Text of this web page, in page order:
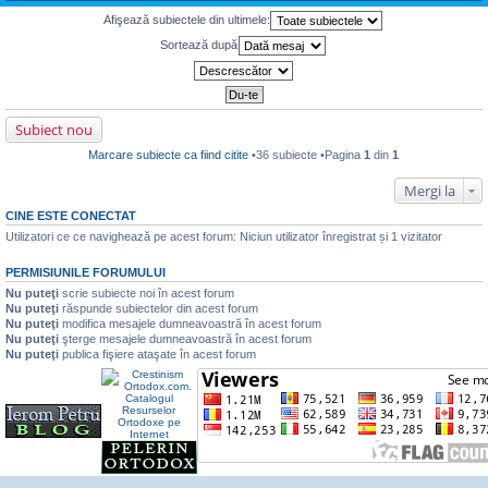
ta
t
l
c
t
i
j
n
e
e
s
a
j
t
i
t
l
m
e
e
c
i
t
Afişează subiectele din ultimele:
Sortează după
Subiect nou
Marcare subiecte ca fiind citite •36 subiecte •Pagina1 din1
Mergi la
CINE ESTE CONECTAT
Utilizatori ce ce navighează pe acest forum: Niciun utilizator înregistrat și 1 vizitator
PERMISIUNILE FORUMULUI
Nu puteţi scrie subiecte noi în acest forum
Nu puteţi răspunde subiectelor din acest forum
Nu puteţi modifica mesajele dumneavoastră în acest forum
Nu puteţi şterge mesajele dumneavoastră în acest forum
Nu puteţi publica fişiere ataşate în acest forum